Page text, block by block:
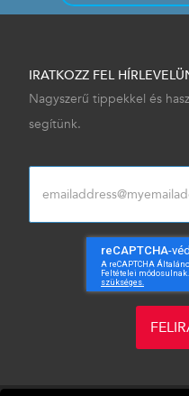
IRATKOZZ FEL
Nagyszerű tippekkel és
segítünk.